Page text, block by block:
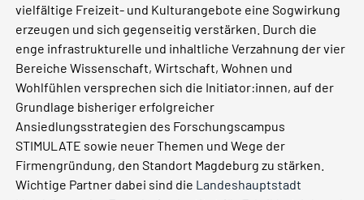
vielfältige Freizeit- und Kulturangebote eine Sogwirkung
erzeugen und sich gegenseitig verstärken. Durch die
enge infrastrukturelle und inhaltliche Verzahnung der vier
Bereiche Wissenschaft, Wirtschaft, Wohnen und
Wohlfühlen versprechen sich die Initiator:innen, auf der
Grundlage bisheriger erfolgreicher
Ansiedlungsstrategien des Forschungscampus
STIMULATE sowie neuer Themen und Wege der
Firmengründung, den Standort Magdeburg zu stärken.
Wichtige Partner dabei sind die Landeshauptstadt